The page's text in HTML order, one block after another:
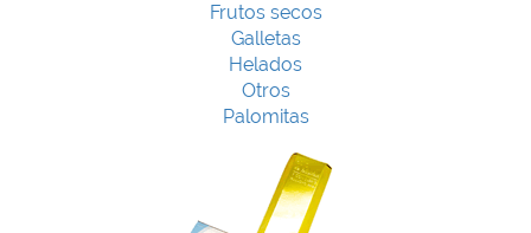
Frutos secos
Galletas
Helados
Otros
Palomitas